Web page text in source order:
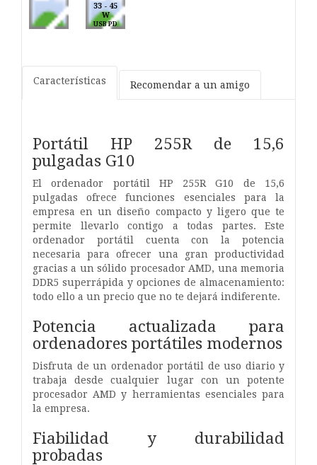
33 - 45
W
USB PD
Características Recomendar a un amigo
Portátil HP 255R de 15,6
pulgadas G10
El ordenador portátil HP 255R G10 de 15,6
pulgadas ofrece funciones esenciales para la
empresa en un diseño compacto y ligero que te
permite llevarlo contigo a todas partes. Este
ordenador portátil cuenta con la potencia
necesaria para ofrecer una gran productividad
gracias a un sólido procesador AMD, una memoria
DDR5 superrápida y opciones de almacenamiento:
todo ello a un precio que no te dejará indiferente.
Potencia actualizada para
ordenadores portátiles modernos
Disfruta de un ordenador portátil de uso diario y
trabaja desde cualquier lugar con un potente
procesador AMD y herramientas esenciales para
la empresa.
Fiabilidad y durabilidad
probadas